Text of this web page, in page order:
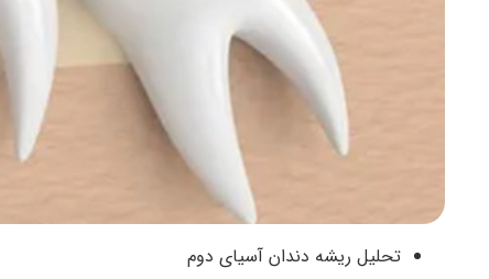
تحلیل ریشه دندان آسیای دوم